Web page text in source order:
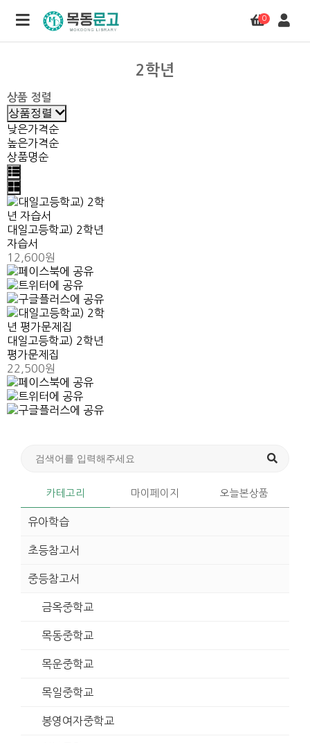
0
2학년
상품 정렬
상품정렬
낮은가격순
높은가격순
상품명순
대일고등학교) 2학년
자습서
12,600원
대일고등학교) 2학년
평가문제집
22,500원
카테고리 마이페이지 오늘본상품
유아학습
초등참고서
중등참고서
금옥중학교
목동중학교
목운중학교
목일중학교
봉영여자중학교